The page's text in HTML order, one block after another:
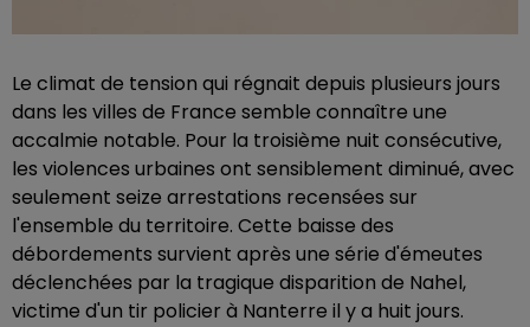
Le climat de tension qui régnait depuis plusieurs jours
dans les villes de France semble connaître une
accalmie notable. Pour la troisième nuit consécutive,
les violences urbaines ont sensiblement diminué, avec
seulement seize arrestations recensées sur
l'ensemble du territoire. Cette baisse des
débordements survient après une série d'émeutes
déclenchées par la tragique disparition de Nahel,
victime d'un tir policier à Nanterre il y a huit jours.